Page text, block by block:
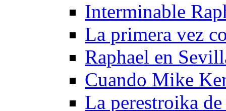
Interminable
La primera vez
Raphael en
Cuando Mike
La perestroika